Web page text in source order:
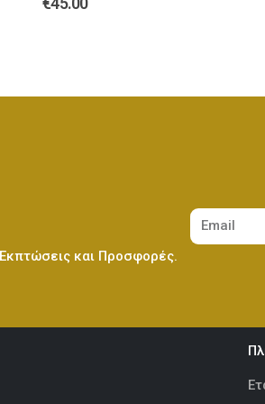
Ελεφαντάκι
Ελεφαντάκι Ροζ
Λούτρινο
και Προσφορές.